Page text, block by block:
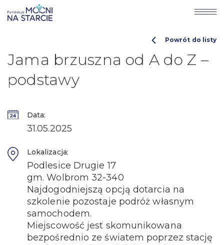
Jama brzuszna od A do Z –
podstawy
Powrót do listy
Data:
31.05.2025
Lokalizacja:
Podlesice Drugie 17
gm. Wolbrom 32-340
Najdogodniejszą opcją dotarcia na
szkolenie pozostaje podróż własnym
samochodem.
Miejscowość jest skomunikowana
bezpośrednio ze światem poprzez stację